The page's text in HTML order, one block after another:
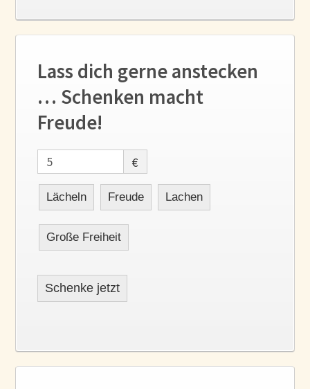
Lass dich gerne anstecken
… Schenken macht
Freude!
€
Lächeln Freude Lachen
Große Freiheit
Schenke jetzt